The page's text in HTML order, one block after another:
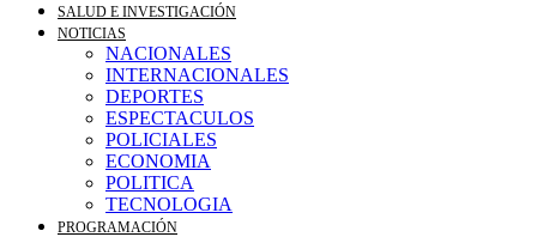
SALUD E INVESTIGACIÓN
NOTICIAS
NACIONALES
INTERNACIONALES
DEPORTES
ESPECTACULOS
POLICIALES
ECONOMIA
POLITICA
TECNOLOGIA
PROGRAMACIÓN